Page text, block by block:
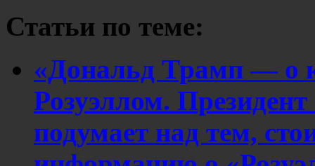
Статьи по теме:
«Дональд Трамп — о
Розуэллом.
подумает над тем,